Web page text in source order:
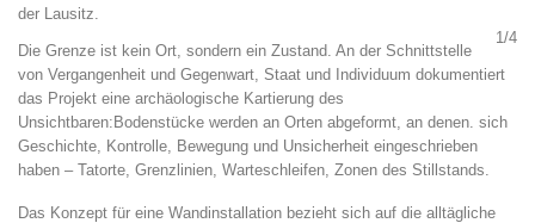
der Lausitz.
1/4
Die Grenze ist kein Ort, sondern ein Zustand. An der Schnittstelle
von Vergangenheit und Gegenwart, Staat und Individuum dokumentiert
das Projekt eine archäologische Kartierung des
Unsichtbaren:Bodenstücke werden an Orten abgeformt, an denen. sich
Geschichte, Kontrolle, Bewegung und Unsicherheit eingeschrieben
haben – Tatorte, Grenzlinien, Warteschleifen, Zonen des Stillstands.
Das Konzept für eine Wandinstallation bezieht sich auf die alltägliche